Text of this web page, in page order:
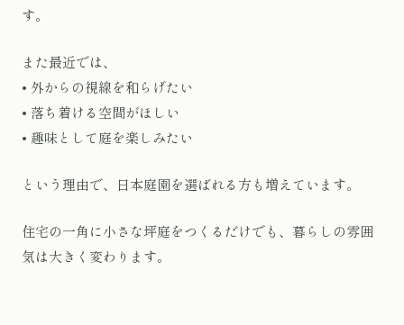
す。
また最近では、
• 外からの視線を和らげたい
• 落ち着ける空間がほしい
• 趣味として庭を楽しみたい
という理由で、日本庭園を選ばれる方も増えています。
住宅の一角に小さな坪庭をつくるだけでも、暮らしの雰囲
気は大きく変わります。